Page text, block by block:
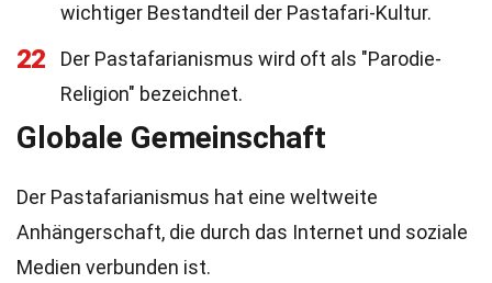
wichtiger Bestandteil der Pastafari-Kultur.
22
Der Pastafarianismus wird oft als "Parodie-
Religion" bezeichnet.
Globale Gemeinschaft
Der Pastafarianismus hat eine weltweite
Anhängerschaft, die durch das Internet und soziale
Medien verbunden ist.